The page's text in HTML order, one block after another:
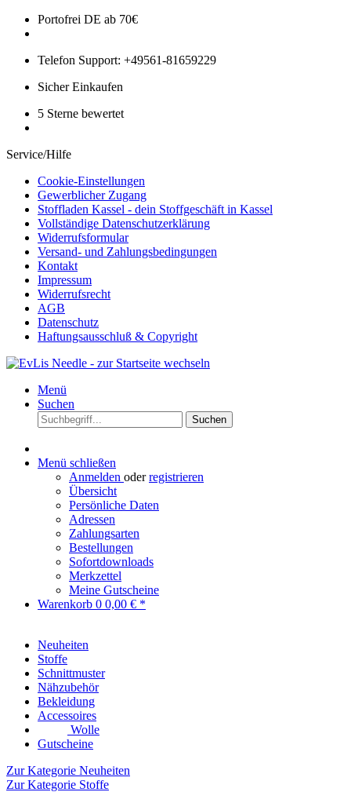
Portofrei DE ab 70€
Telefon Support: +49561-81659229
Sicher Einkaufen
5 Sterne bewertet
Service/Hilfe
Cookie-Einstellungen
Gewerblicher Zugang
Stoffladen Kassel - dein Stoffgeschäft in Kassel
Vollständige Datenschutzerklärung
Widerrufsformular
Versand- und Zahlungsbedingungen
Kontakt
Impressum
Widerrufsrecht
AGB
Datenschutz
Haftungsausschluß & Copyright
Menü
Suchen
Suchen
Menü schließen
Anmelden oderregistrieren
Übersicht
Persönliche Daten
Adressen
Zahlungsarten
Bestellungen
Sofortdownloads
Merkzettel
Meine Gutscheine
Warenkorb 0 0,00 € *
Neuheiten
Stoffe
Schnittmuster
Nähzubehör
Bekleidung
Accessoires
Wolle
Gutscheine
Zur Kategorie Neuheiten
Zur Kategorie Stoffe